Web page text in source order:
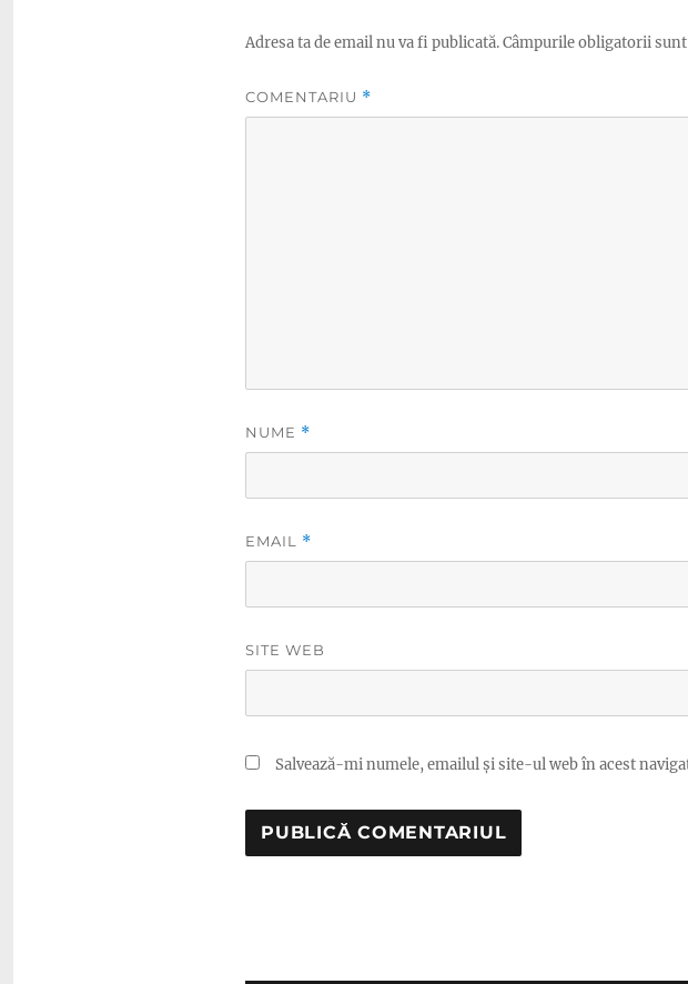
Adresa ta de email nu va fi publicată.Câmpurile obligatorii
COMENTARIU *
NUME *
EMAIL *
SITE WEB
Salvează-mi numele, emailul și site-ul web în acest